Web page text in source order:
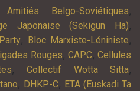
Amitiés Belgo-Soviétiques,
Japonaise (Sekigun Ha),
, Bloc Marxiste-Léniniste,
Rouges, CAPC,Cellules
, Collectif Wotta Sitta,
, DHKP-C, ETA (Euskadi Ta